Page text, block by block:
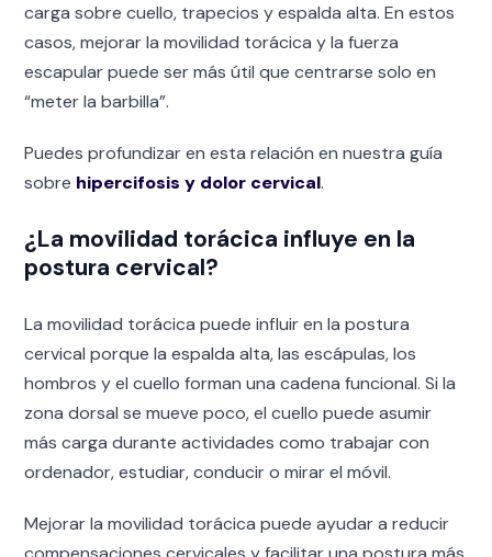
carga sobre cuello, trapecios y espalda alta. En estos
casos, mejorar la movilidad torácica y la fuerza
escapular puede ser más útil que centrarse solo en
“meter la barbilla”.
Puedes profundizar en esta relación en nuestra guía
sobre hipercifosis y dolor cervical.
¿La movilidad torácica influye en la
postura cervical?
La movilidad torácica puede influir en la postura
cervical porque la espalda alta, las escápulas, los
hombros y el cuello forman una cadena funcional. Si la
zona dorsal se mueve poco, el cuello puede asumir
más carga durante actividades como trabajar con
ordenador, estudiar, conducir o mirar el móvil.
Mejorar la movilidad torácica puede ayudar a reducir